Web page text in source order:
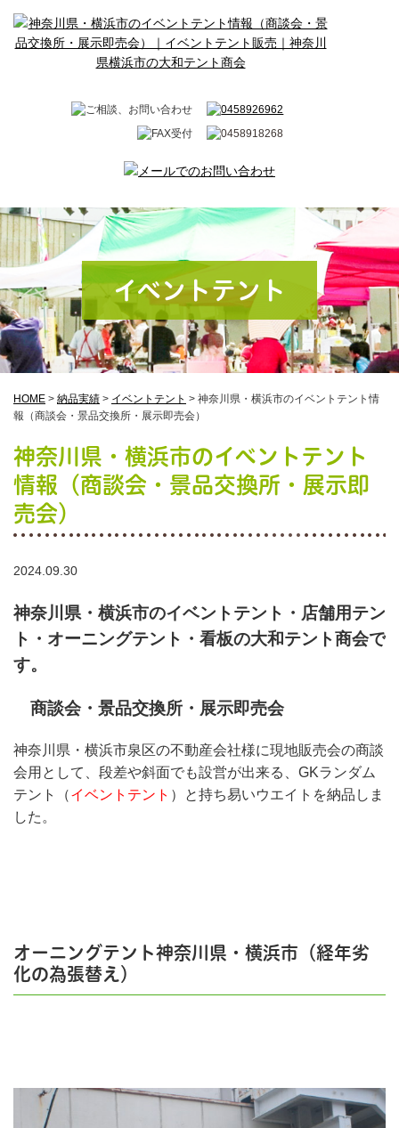
イベントテント
HOME > 納品実績 > イベントテント > 神奈川県・横浜市のイベントテント情
報（商談会・景品交換所・展示即売会）
神奈川県・横浜市のイベントテント
情報（商談会・景品交換所・展示即
売会）
2024.09.30
神奈川県・横浜市のイベントテント・店舗用テン
ト・オーニングテント・看板の大和テント商会で
す。
商談会・景品交換所・展示即売会
神奈川県・横浜市泉区の不動産会社様に現地販売会の商談
会用として、段差や斜面でも設営が出来る、GKランダム
テント（イベントテント ）と持ち易いウエイトを納品しま
した。
オーニングテント神奈川県・横浜市（経年劣
化の為張替え）